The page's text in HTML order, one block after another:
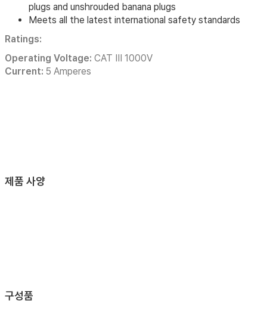
plugs and unshrouded banana plugs
Meets all the latest international safety standards
Ratings:
Operating Voltage: CAT III 1000V
Current: 5 Amperes
제품 사양
구성품